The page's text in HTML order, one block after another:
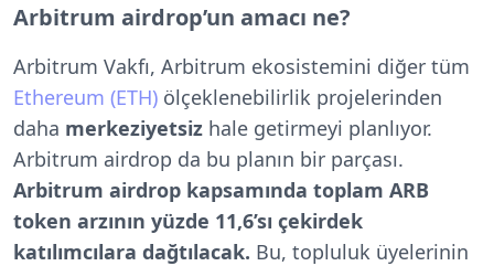
Arbitrum airdrop’un amacı ne?
Arbitrum Vakfı, Arbitrum ekosistemini diğer tüm
Ethereum (ETH) ölçeklenebilirlik projelerinden
daha merkeziyetsiz hale getirmeyi planlıyor.
Arbitrum airdrop da bu planın bir parçası.
Arbitrum airdrop kapsamında toplam ARB
token arzının yüzde 11,6’sı çekirdek
katılımcılara dağtılacak. Bu, topluluk üyelerinin